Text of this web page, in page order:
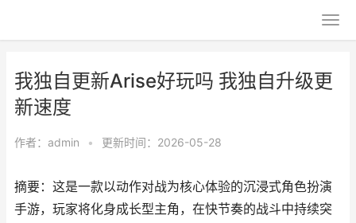
我独自更新Arise好玩吗 我独自升级更
新速度
作者： admin • 更新时间：2026-05-28
摘要：这是一款以动作对战为核心体验的沉浸式角色扮演
手游，玩家将化身成长型主角，在快节奏的战斗中持续突